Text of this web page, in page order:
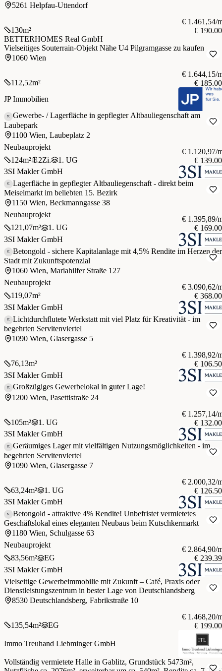
5261 Helpfau-Uttendorf
130m²
€ 1.461,54/
€
BETTERHOMES Real GmbH
Vielseitiges Souterrain-Objekt Nähe U4 Pilgramgasse zu kaufen
1060 Wien
112,52m²
€ 1.644,15/
€
JP Immobilien
Gewerbe- / Lagerfläche in gepflegter Altbauliegenschaft am
Laubepark
1100 Wien, Laubeplatz 2
Neubauprojekt
124m² 2Zi. 1. UG
€ 1.120,97/
€
3SI Makler GmbH
Lagerfläche in gepflegter Altbauliegenschaft - direkt beim
Meiselmarkt im beliebten 15. Bezirk
1150 Wien, Beckmanngasse 38
Neubauprojekt
121,07m² 1. UG
€ 1.395,89/
€
3SI Makler GmbH
Betongold - sichere Kapitalanlage mit 4,5% Rendite im Herzen der
Stadt mit Zukunftspotenzial
1060 Wien, Mariahilfer Straße 127
Neubauprojekt
119,07m²
€ 3.090,62/
€
3SI Makler GmbH
Lichtdurchflutete Werkstatt mit viel Platz für Kreativität - im
begehrten Servitenviertel
1090 Wien, Glasergasse 5
76,13m²
€ 1.398,92/
€
3SI Makler GmbH
Großzügiges Gewerbelokal in guter Lage!
1200 Wien, Pasettistraße 24
105m² 1. UG
€ 1.257,14/
€
3SI Makler GmbH
Geräumiges Lager mit vielfältigen Nutzungsmöglichkeiten - im
begehrten Servitenviertel
1090 Wien, Glasergasse 7
63,24m² 1. UG
€ 2.000,32/
€
3SI Makler GmbH
Betongold - attraktive 4% Rendite! Unbefristet vermietetes
Geschäftslokal eines eleganten Neubaus beim Kutschkermarkt
1180 Wien, Schulgasse 63
Neubauprojekt
83,56m² EG
€ 2.864,90/
€
3SI Makler GmbH
Vielseitige Gewerbeimmobilie mit Zukunft – Café, Praxis oder
Dienstleistungszentrum in bester Lage von Deutschlandsberg
8530 Deutschlandsberg, Fabrikstraße 10
135,54m² EG
€ 1.468,20/
€
Immo Treuhand Liebminger GmbH
Vollständig vermietete Halle in Gablitz, Grundstück 5473m²,